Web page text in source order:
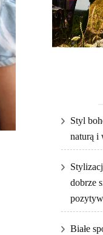
Styl
naturą i
dobrze
Białe